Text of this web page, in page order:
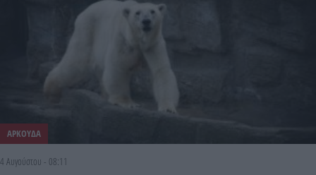
ΑΡΚΟΥΔΑ
4 Αυγούστου - 08:11